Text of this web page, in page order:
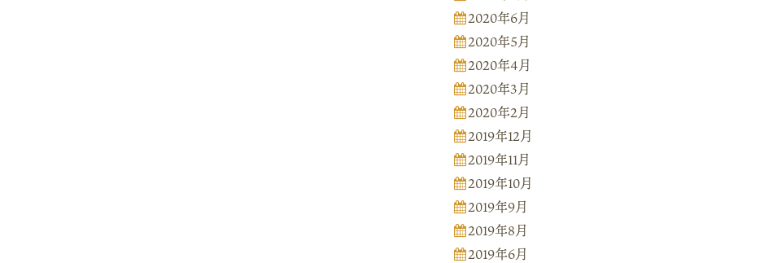
2020年6月
2020年5月
2020年4月
2020年3月
2020年2月
2019年12月
2019年11月
2019年10月
2019年9月
2019年8月
2019年6月